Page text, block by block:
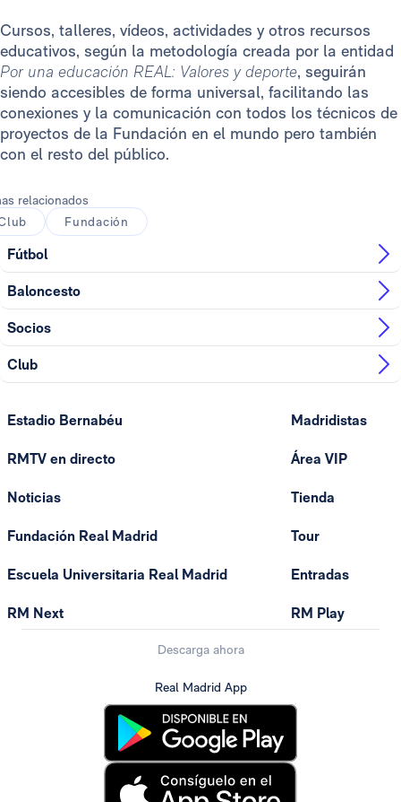
Cursos, talleres, vídeos, actividades y otros recursos
educativos, según la metodología creada por la entidad
Por una educación REAL: Valores y deporte, seguirán
siendo accesibles de forma universal, facilitando las
conexiones y la comunicación con todos los técnicos de
proyectos de la Fundación en el mundo pero también
con el resto del público.
relacionados
Fundación
Fútbol
Baloncesto
Socios
Club
Estadio Bernabéu
RMTV en directo
Noticias
Fundación Real Madrid
Escuela Universitaria Real Madrid
RM Next
Madridistas
Área VIP
Tienda
Tour
Entradas
RM Play
Descarga ahora
Real Madrid App